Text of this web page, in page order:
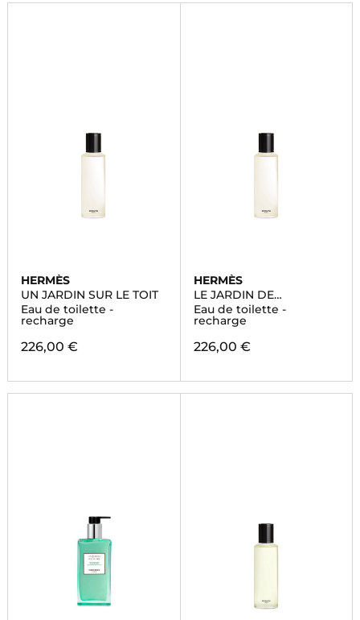
HERMÈS
UN JARDIN SUR LE TOIT
Eau de toilette -
recharge
226,00 €
HERMÈS
LE JARDIN DE
MONSIEUR LI
Eau de toilette -
recharge
226,00 €